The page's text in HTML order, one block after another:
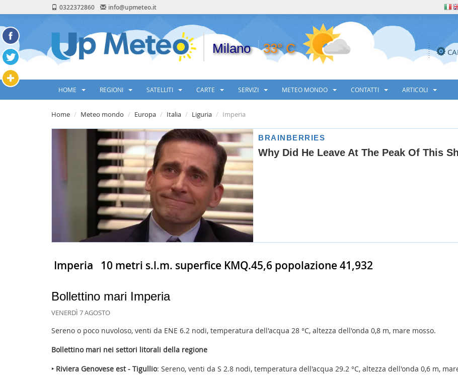
0322372860 info@upmeteo.it
Milano 33° C
HOME REGIONI SATELLITI CARTE SERVIZI METEO MONDO CONTATTI ARTICOLI
Home Meteo mondo Europa Italia Liguria Imperia
Imperia 10 metri s.l.m. superfice KMQ.45,6 popolazione 41,932
Bollettino mari Imperia
VENERDÌ 7 AGOSTO
Sereno o poco nuvoloso, venti da ENE 6.2 nodi, temperatura dell'acqua 28 °C, altezza dell'onda 0,8 m, mare mosso.
Bollettino mari nei settori litorali della regione
‣ Riviera Genovese est - Tigullio: Sereno, venti da S 2.8 nodi, temperatura dell'acqua 29.2 °C, altezza dell'onda 0,6 m,